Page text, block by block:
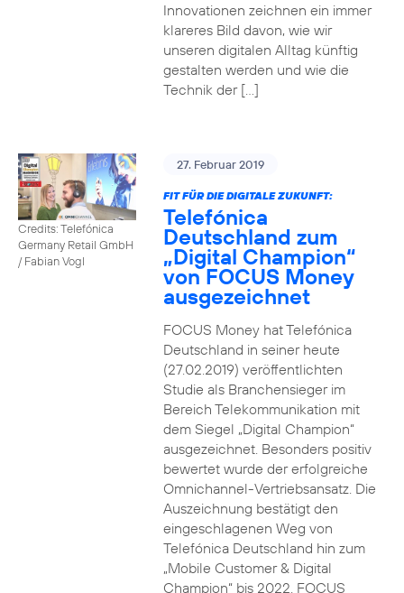
Innovationen zeichnen ein immer
klareres Bild davon, wie wir
unseren digitalen Alltag künftig
gestalten werden und wie die
Technik der […]
Credits: Telefónica
Germany Retail GmbH
/ Fabian Vogl
27. Februar 2019
FIT FÜR DIE DIGITALE ZUKUNFT:
Telefónica
Deutschland zum
„Digital Champion“
von FOCUS Money
ausgezeichnet
FOCUS Money hat Telefónica
Deutschland in seiner heute
(27.02.2019) veröffentlichten
Studie als Branchensieger im
Bereich Telekommunikation mit
dem Siegel „Digital Champion“
ausgezeichnet. Besonders positiv
bewertet wurde der erfolgreiche
Omnichannel-Vertriebsansatz. Die
Auszeichnung bestätigt den
eingeschlagenen Weg von
Telefónica Deutschland hin zum
„Mobile Customer & Digital
Champion“ bis 2022. FOCUS